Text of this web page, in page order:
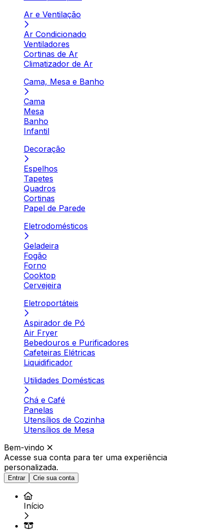
Ar e Ventilação
Ar Condicionado
Ventiladores
Cortinas de Ar
Climatizador de Ar
Cama, Mesa e Banho
Cama
Mesa
Banho
Infantil
Decoração
Espelhos
Tapetes
Quadros
Cortinas
Papel de Parede
Eletrodomésticos
Geladeira
Fogão
Forno
Cooktop
Cervejeira
Eletroportáteis
Aspirador de Pó
Air Fryer
Bebedouros e Purificadores
Cafeteiras Elétricas
Liquidificador
Utilidades Domésticas
Chá e Café
Panelas
Utensílios de Cozinha
Utensílios de Mesa
Bem-vindo
Acesse sua conta para ter uma experiência
personalizada.
Entrar Crie sua conta
Início